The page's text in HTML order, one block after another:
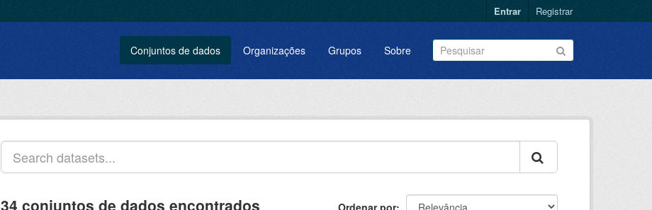
Entrar Registrar
Conjuntos de dados Organizações Grupos Sobre
Ordenar por
34 conjuntos de dados encontrados